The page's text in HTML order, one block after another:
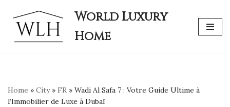
Skip
to
World Luxury
Home
Home » City» FR » Wadi Al Safa 7 : Votre Guide Ultime à
l’Immobilier de Luxe à Dubaï